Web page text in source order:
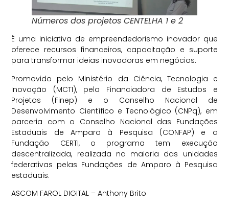
Números dos projetos CENTELHA 1 e 2
É uma iniciativa de empreendedorismo inovador que
oferece recursos financeiros, capacitação e suporte
para transformar ideias inovadoras em negócios.
Promovido pelo Ministério da Ciência, Tecnologia e
Inovação (MCTI), pela Financiadora de Estudos e
Projetos (Finep) e o Conselho Nacional de
Desenvolvimento Científico e Tecnológico (CNPq), em
parceria com o Conselho Nacional das Fundações
Estaduais de Amparo à Pesquisa (CONFAP) e a
Fundação CERTI, o programa tem execução
descentralizada, realizada na maioria das unidades
federativas pelas Fundações de Amparo à Pesquisa
estaduais.
ASCOM FAROL DIGITAL – Anthony Brito